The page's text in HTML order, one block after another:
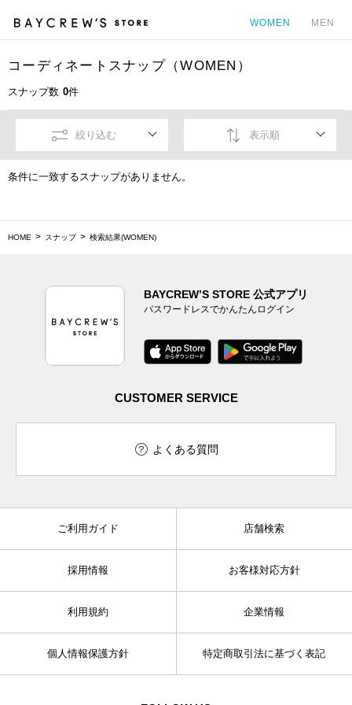
WOMEN MEN
コーディネートスナップ（WOMEN）
スナップ数 0件
絞り込む 表示順
条件に一致するスナップがありません。
HOME スナップ 検索結果(WOMEN)
BAYCREW’S STORE 公式アプリ
パスワードレスでかんたんログイン
CUSTOMER SERVICE
よくある質問
ご利用ガイド 店舗検索
採用情報 お客様対応方針
利用規約 企業情報
個人情報保護方針 特定商取引法に基づく表記